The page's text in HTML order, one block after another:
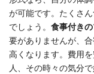
が可能です。たくさ
でしょう。 食事付き
要がありませんが、
高 くなります。費用
人、その時々の気分